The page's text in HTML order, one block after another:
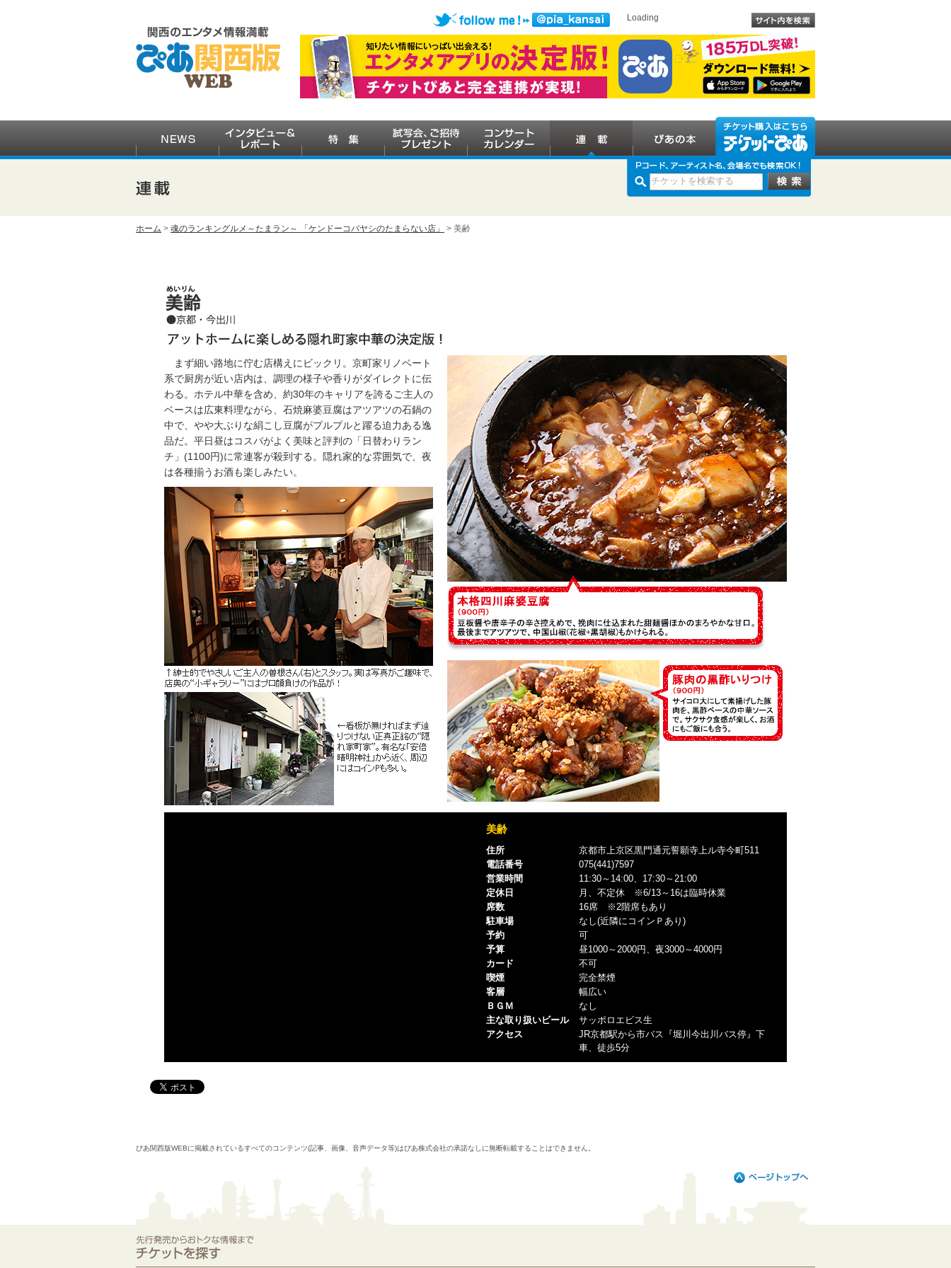
Loading
ホーム > 魂のランキングルメ～たまラン～ 「ケンドーコバヤシのたまらない店」 > 美齢
まず細い路地に佇む店構えにビックリ。京町家リノベート
系で厨房が近い店内は、調理の様子や香りがダイレクトに伝
わる。ホテル中華を含め、約30年のキャリアを誇るご主人の
ベースは広東料理ながら、石焼麻婆豆腐はアツアツの石鍋の
中で、やや大ぶりな絹こし豆腐がプルプルと躍る迫力ある逸
品だ。平日昼はコスパがよく美味と評判の「日替わりラン
チ」(1100円)に常連客が殺到する。隠れ家的な雰囲気で、夜
は各種揃うお酒も楽しみたい。
美齢
住所
京都市上京区黒門通元誓願寺上ル寺今町511
電話番号
075(441)7597
営業時間
11:30～14:00、17:30～21:00
定休日
月、不定休 ※6/13～16は臨時休業
席数
16席 ※2階席もあり
駐車場
なし(近隣にコインＰあり)
予約
可
予算
昼1000～2000円、夜3000～4000円
カード
不可
喫煙
完全禁煙
客層
幅広い
ＢＧＭ
なし
主な取り扱いビール サッポロエビス生
アクセス
JR京都駅から市バス『堀川今出川バス停』下
車、徒歩5分
ぴあ関西版WEBに掲載されているすべてのコンテンツ(記事、画像、音声データ等)はぴあ株式会社の承諾なしに無断転載することはできません。